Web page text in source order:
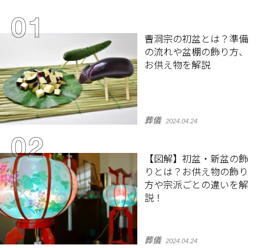
曹洞宗の初盆とは？準備
の流れや盆棚の飾り方、
お供え物を解説
葬儀 2024.04.24
【図解】初盆・新盆の飾
りとは？お供え物の飾り
方や宗派ごとの違いを解
説！
葬儀 2024.04.24